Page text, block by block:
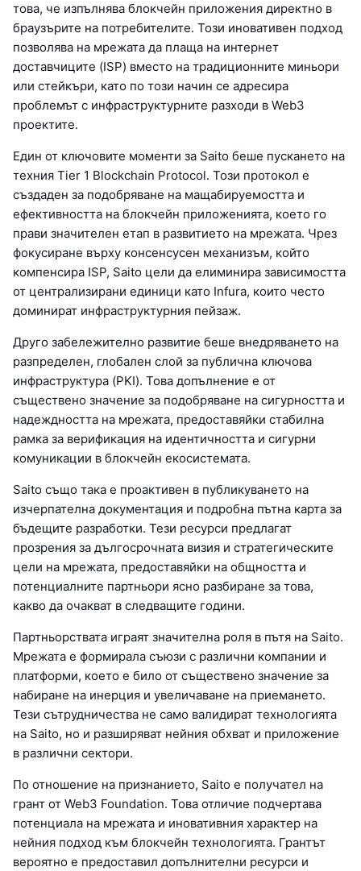
това, че изпълнява блокчейн приложения директно в
браузърите на потребителите. Този иновативен подход
позволява на мрежата да плаща на интернет
доставчиците (ISP) вместо на традиционните миньори
или стейкъри, като по този начин се адресира
проблемът с инфраструктурните разходи в Web3
проектите.
Един от ключовите моменти за Saito беше пускането на
техния Tier 1 Blockchain Protocol. Този протокол е
създаден за подобряване на мащабируемостта и
ефективността на блокчейн приложенията, което го
прави значителен етап в развитието на мрежата. Чрез
фокусиране върху консенсусен механизъм, който
компенсира ISP, Saito цели да елиминира зависимостта
от централизирани единици като Infura, които често
доминират инфраструктурния пейзаж.
Друго забележително развитие беше внедряването на
разпределен, глобален слой за публична ключова
инфраструктура (PKI). Това допълнение е от
съществено значение за подобряване на сигурността и
надеждността на мрежата, предоставяйки стабилна
рамка за верификация на идентичността и сигурни
комуникации в блокчейн екосистемата.
Saito също така е проактивен в публикуването на
изчерпателна документация и подробна пътна карта за
бъдещите разработки. Тези ресурси предлагат
прозрения за дългосрочната визия и стратегическите
цели на мрежата, предоставяйки на общността и
потенциалните партньори ясно разбиране за това,
какво да очакват в следващите години.
Партньорствата играят значителна роля в пътя на Saito.
Мрежата е формирала съюзи с различни компании и
платформи, което е било от съществено значение за
набиране на инерция и увеличаване на приемането.
Тези сътрудничества не само валидират технологията
на Saito, но и разширяват нейния обхват и приложение
в различни сектори.
По отношение на признанието, Saito е получател на
грант от Web3 Foundation. Това отличие подчертава
потенциала на мрежата и иновативния характер на
нейния подход към блокчейн технологията. Грантът
вероятно е предоставил допълнителни ресурси и